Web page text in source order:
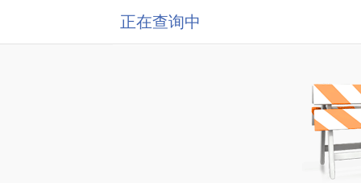
正在查询中